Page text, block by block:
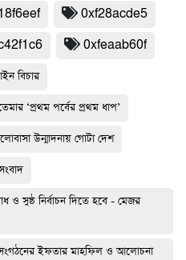
0xf28acde5
0xfeaab60f
বিচার
‘প্রথম পর্বের প্রথম ধাপ’
উন্মাদনায় গোটা দেশ
ও সুষ্ঠ নির্বাচন দিতে হবে - মেজর
ইফতার মাহফিল ও আলোচনা